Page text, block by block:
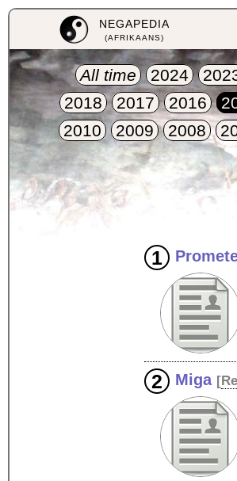
NEGAPEDIA
(AFRIKAANS)
All time 2024
2018
2017 2016
2010
2009 2008
Miga [